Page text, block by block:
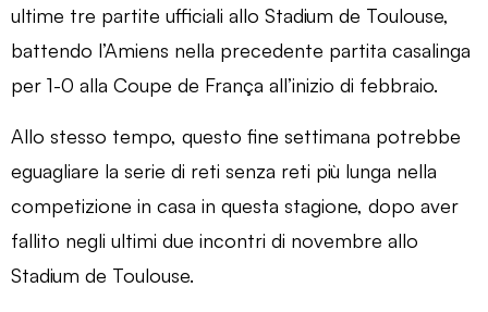
ultime tre partite ufficiali allo Stadium de Toulouse,
battendo l’Amiens nella precedente partita casalinga
per 1-0 alla Coupe de França all’inizio di febbraio.
Allo stesso tempo, questo fine settimana potrebbe
eguagliare la serie di reti senza reti più lunga nella
competizione in casa in questa stagione, dopo aver
fallito negli ultimi due incontri di novembre allo
Stadium de Toulouse.